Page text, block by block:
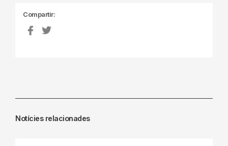
Compartir:
Notícies relacionades